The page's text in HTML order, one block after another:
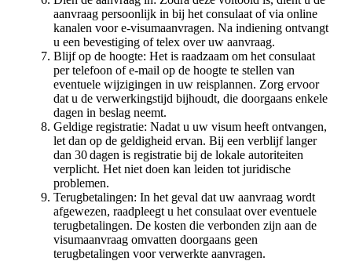
aanvraag persoonlijk in bij het consulaat of via online
kanalen voor e-visumaanvragen. Na indiening ontvangt
u een bevestiging of telex over uw aanvraag.
Blijf op de hoogte: Het is raadzaam om het consulaat
per telefoon of e-mail op de hoogte te stellen van
eventuele wijzigingen in uw reisplannen. Zorg ervoor
dat u de verwerkingstijd bijhoudt, die doorgaans enkele
dagen in beslag neemt.
Geldige registratie: Nadat u uw visum heeft ontvangen,
let dan op de geldigheid ervan. Bij een verblijf langer
dan 30 dagen is registratie bij de lokale autoriteiten
verplicht. Het niet doen kan leiden tot juridische
problemen.
Terugbetalingen: In het geval dat uw aanvraag wordt
afgewezen, raadpleegt u het consulaat over eventuele
terugbetalingen. De kosten die verbonden zijn aan de
visumaanvraag omvatten doorgaans geen
terugbetalingen voor verwerkte aanvragen.